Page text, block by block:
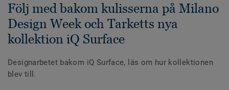
Följ med bakom kulisserna på Milano
Design Week och Tarketts nya
kollektion iQ Surface
Designarbetet bakom iQ Surface, läs om hur kollektionen
blev till.